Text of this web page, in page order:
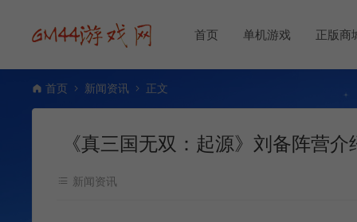
首页 单机游戏 正版商
首页 新闻资讯 正文
《真三国无双：起源》刘备阵营
新闻资讯